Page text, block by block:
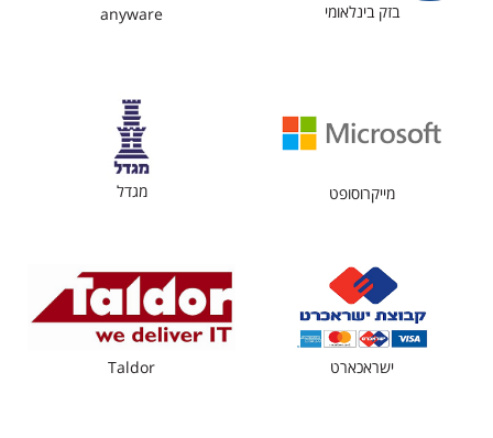
בזק בינלאומי anyware
מייקרוסופט מגדל
ישראכארט Taldor